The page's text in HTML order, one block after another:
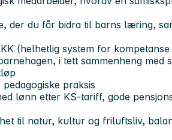
der du får bidra til barns læring,
(helhetlig system for
i tett sammenheng med
praksis
lønn etter KS-tariff, gode
til natur, kultur og friluftsliv,